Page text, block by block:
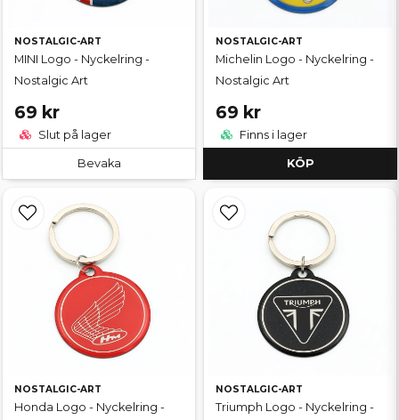
NOSTALGIC-ART
MINI Logo - Nyckelring -
Nostalgic Art
69 kr
Slut på lager
Bevaka
NOSTALGIC-ART
Michelin Logo - Nyckelring -
Nostalgic Art
69 kr
Finns i lager
KÖP
NOSTALGIC-ART
Honda Logo - Nyckelring -
NOSTALGIC-ART
Triumph Logo - Nyckelring -